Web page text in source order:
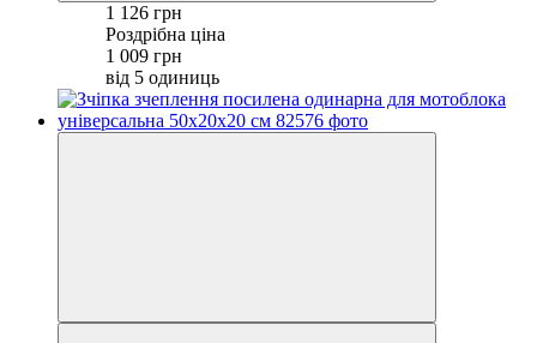
1 126 грн
Роздрібна ціна
1 009 грн
від 5 одиниць